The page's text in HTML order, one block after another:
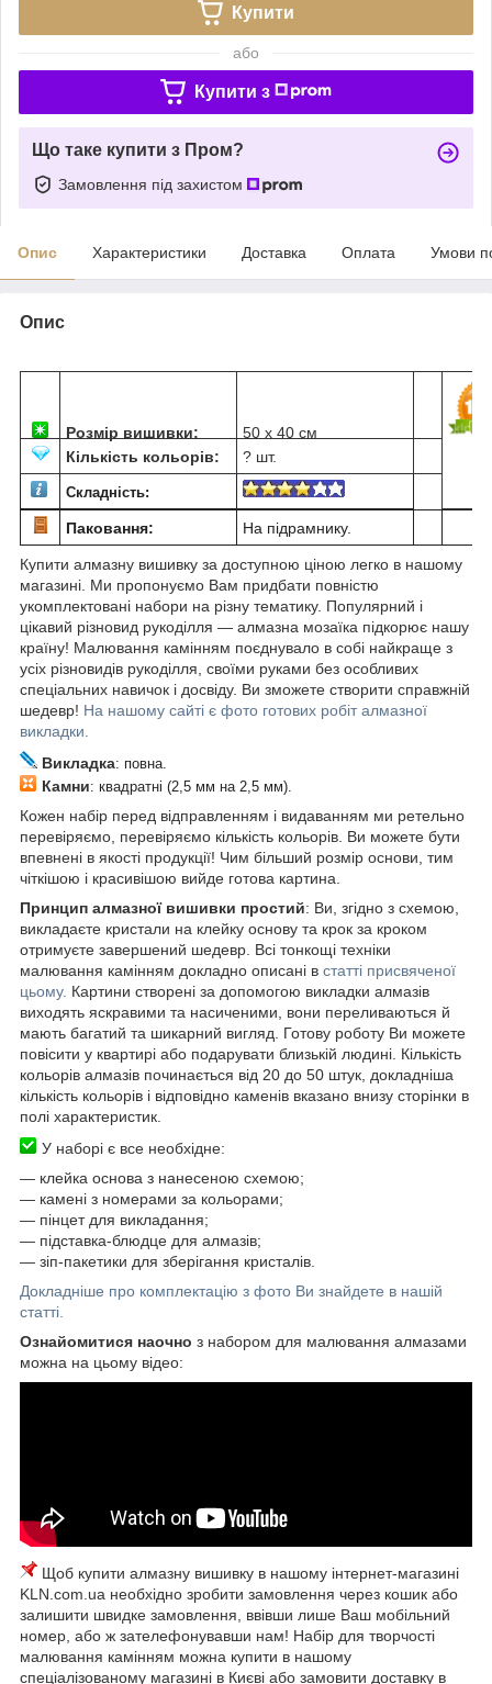
Купити
або
Купити з
Що таке купити з Пром?
Замовлення під захистом
Опис Характеристики Доставка Оплата Умови
Опис
Розмір вишивки:
50 х 40 см
Кількість кольорів:
? шт.
Складність:
Паковання: На підрамнику.
Купити алмазну вишивку за доступною ціною легко в нашому
магазині. Ми пропонуємо Вам придбати повністю
укомплектовані набори на різну тематику. Популярний і
цікавий різновид рукоділля — алмазна мозаїка підкорює нашу
країну! Малювання камінням поєднувало в собі найкраще з
усіх різновидів рукоділля, своїми руками без особливих
спеціальних навичок і досвіду. Ви зможете створити справжній
шедевр! На нашому сайті є фото готових робіт алмазної
викладки.
Викладка: повна.
Камни: квадратні (2,5 мм на 2,5 мм).
Кожен набір перед відправленням і видаванням ми ретельно
перевіряємо, перевіряємо кількість кольорів. Ви можете бути
впевнені в якості продукції! Чим більший розмір основи, тим
чіткішою і красивішою вийде готова картина.
Принцип алмазної вишивки простий: Ви, згідно з схемою,
викладаєте кристали на клейку основу та крок за кроком
отримуєте завершений шедевр. Всі тонкощі техніки
малювання камінням докладно описані в статті присвяченої
цьому. Картини створені за допомогою викладки алмазів
виходять яскравими та насиченими, вони переливаються й
мають багатий та шикарний вигляд. Готову роботу Ви можете
повісити у квартирі або подарувати близькій людині. Кількість
кольорів алмазів починається від 20 до 50 штук, докладніша
кількість кольорів і відповідно каменів вказано внизу сторінки в
полі характеристик.
У наборі є все необхідне:
― клейка основа з нанесеною схемою;
— камені з номерами за кольорами;
― пінцет для викладання;
― підставка-блюдце для алмазів;
― зіп-пакетики для зберігання кристалів.
Докладніше про комплектацію з фото Ви знайдете в нашій
статті.
Ознайомитися наочно з набором для малювання алмазами
можна на цьому відео:
Щоб купити алмазну вишивку в нашому інтернет-магазині
KLN.com.ua необхідно зробити замовлення через кошик або
залишити швидке замовлення, ввівши лише Ваш мобільний
номер, або ж зателефонувавши нам! Набір для творчості
малювання камінням можна купити в нашому
спеціалізованому магазині в Києві або замовити доставку в